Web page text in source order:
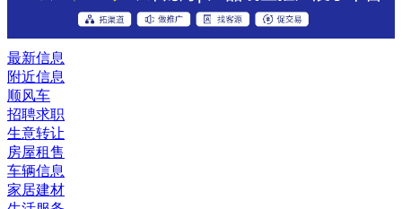
最新信息
附近信息
顺风车
招聘求职
生意转让
房屋租售
车辆信息
家居建材